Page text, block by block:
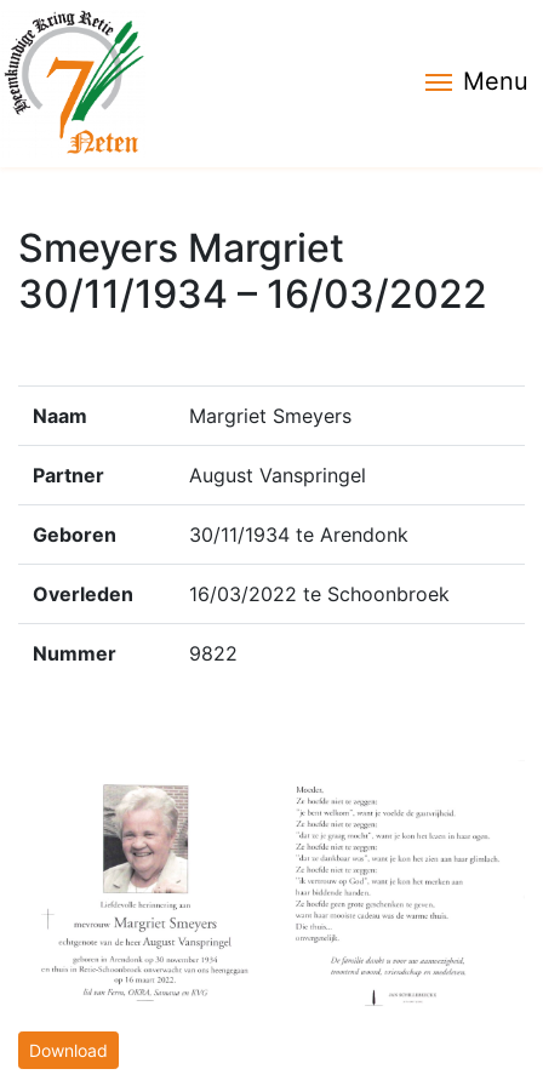
Menu
Smeyers Margriet
30/11/1934 – 16/03/2022
Naam Margriet Smeyers
Partner August Vanspringel
Geboren 30/11/1934 te Arendonk
Overleden 16/03/2022 te Schoonbroek
Nummer 9822
Download